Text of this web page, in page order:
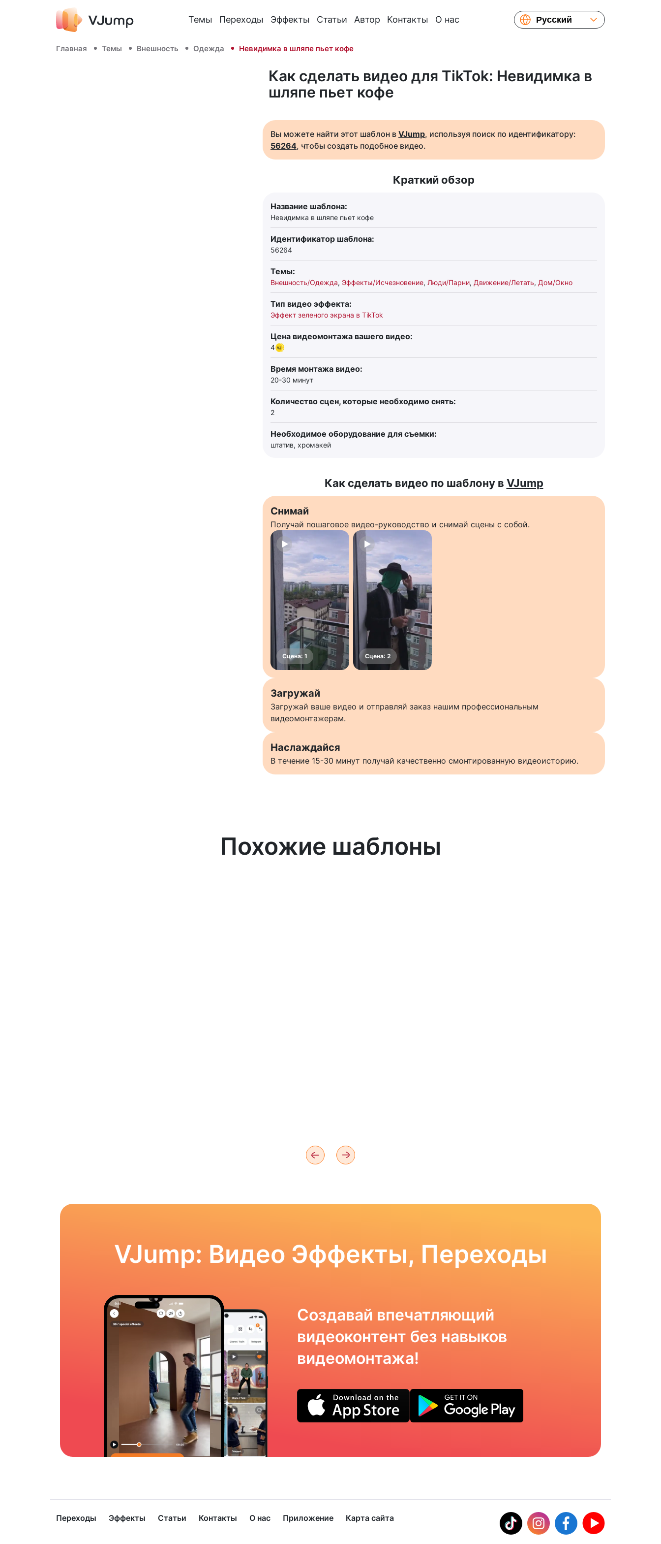
Темы Переходы Эффекты Статьи Автор Контакты О нас
Русский
Français
Главная Темы Внешность Одежда Невидимка в шляпе пьет кофе
Как сделать видео для TikTok: Невидимка в
шляпе пьет кофе
Вы можете найти этот шаблон в VJump, используя поиск по идентификатору:
56264, чтобы создать подобное видео.
Краткий обзор
Название шаблона:
Невидимка в шляпе пьет кофе
Идентификатор шаблона:
56264
Темы:
Внешность/Одежда, Эффекты/Исчезновение, Люди/Парни, Движение/Летать, Дом/Окно
Тип видео эффекта:
Эффект зеленого экрана в TikTok
Цена видеомонтажа вашего видео:
4
Время монтажа видео:
20-30 минут
Количество сцен, которые необходимо снять:
2
Необходимое оборудование для съемки:
штатив, хромакей
Как сделать видео по шаблону в VJump
Снимай
Получай пошаговое видео-руководство и снимай сцены с собой.
Загружай
Загружай ваше видео и отправляй заказ нашим профессиональным
видеомонтажерам.
Наслаждайся
В течение 15-30 минут получай качественно смонтированную видеоисторию.
Похожие шаблоны
VJump: Видео Эффекты, Переходы
Создавай впечатляющий
видеоконтент без навыков
видеомонтажа!
Переходы Эффекты Статьи Контакты О нас Приложение Карта сайта